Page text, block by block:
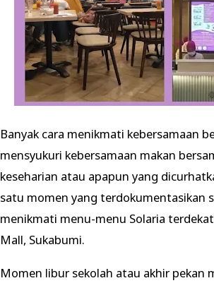
Banyak cara menikmati kebersamaan
mensyukuri kebersamaan makan
keseharian atau apapun yang
satu momen yang terdokumentasikan
menikmati menu-menu Solaria
Mall, Sukabumi.
Momen libur sekolah atau akhir pekan